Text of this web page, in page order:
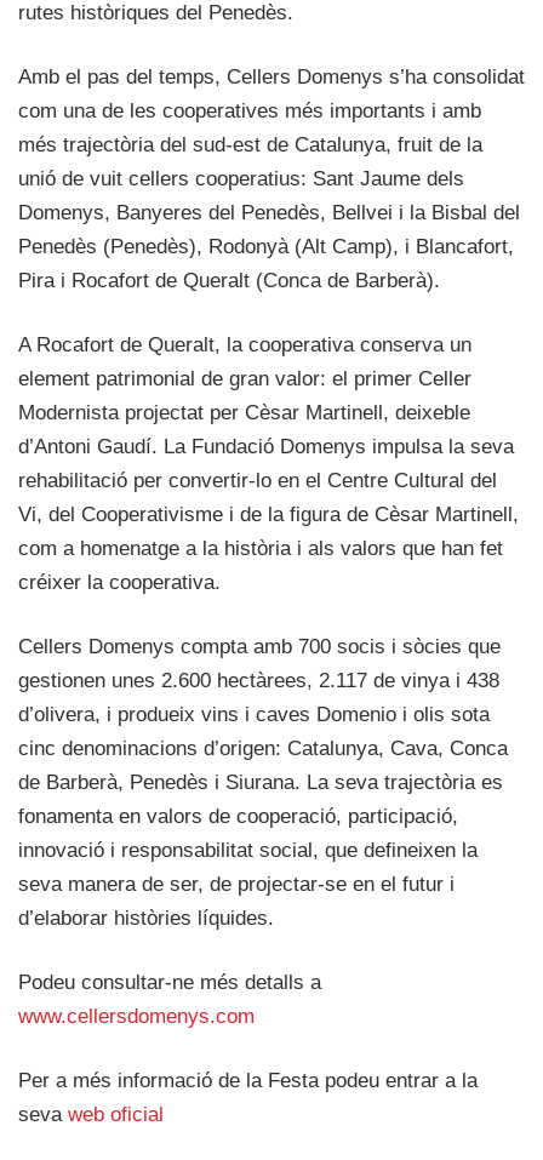
rutes històriques del Penedès.
Amb el pas del temps, Cellers Domenys s’ha consolidat
com una de les cooperatives més importants i amb
més trajectòria del sud-est de Catalunya, fruit de la
unió de vuit cellers cooperatius: Sant Jaume dels
Domenys, Banyeres del Penedès, Bellvei i la Bisbal del
Penedès (Penedès), Rodonyà (Alt Camp), i Blancafort,
Pira i Rocafort de Queralt (Conca de Barberà).
A Rocafort de Queralt, la cooperativa conserva un
element patrimonial de gran valor: el primer Celler
Modernista projectat per Cèsar Martinell, deixeble
d’Antoni Gaudí. La Fundació Domenys impulsa la seva
rehabilitació per convertir-lo en el Centre Cultural del
Vi, del Cooperativisme i de la figura de Cèsar Martinell,
com a homenatge a la història i als valors que han fet
créixer la cooperativa.
Cellers Domenys compta amb 700 socis i sòcies que
gestionen unes 2.600 hectàrees, 2.117 de vinya i 438
d’olivera, i produeix vins i caves Domenio i olis sota
cinc denominacions d’origen: Catalunya, Cava, Conca
de Barberà, Penedès i Siurana. La seva trajectòria es
fonamenta en valors de cooperació, participació,
innovació i responsabilitat social, que defineixen la
seva manera de ser, de projectar-se en el futur i
d’elaborar històries líquides.
Podeu consultar-ne més detalls a
www.cellersdomenys.com
Per a més informació de la Festa podeu entrar a la
seva web oficial